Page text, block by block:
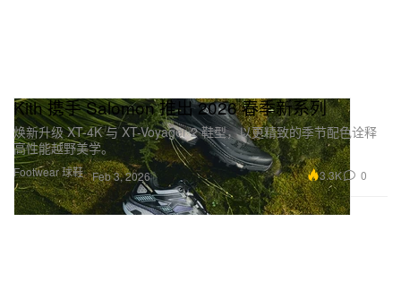
Footwear 球鞋
Kith 携手 Salomon 推出 2026 春季新系列
焕新升级 XT-4K 与 XT-Voyager 2 鞋型，以更精致的季节配色诠释
高性能越野美学。
Feb 3, 2026 3.3K 0